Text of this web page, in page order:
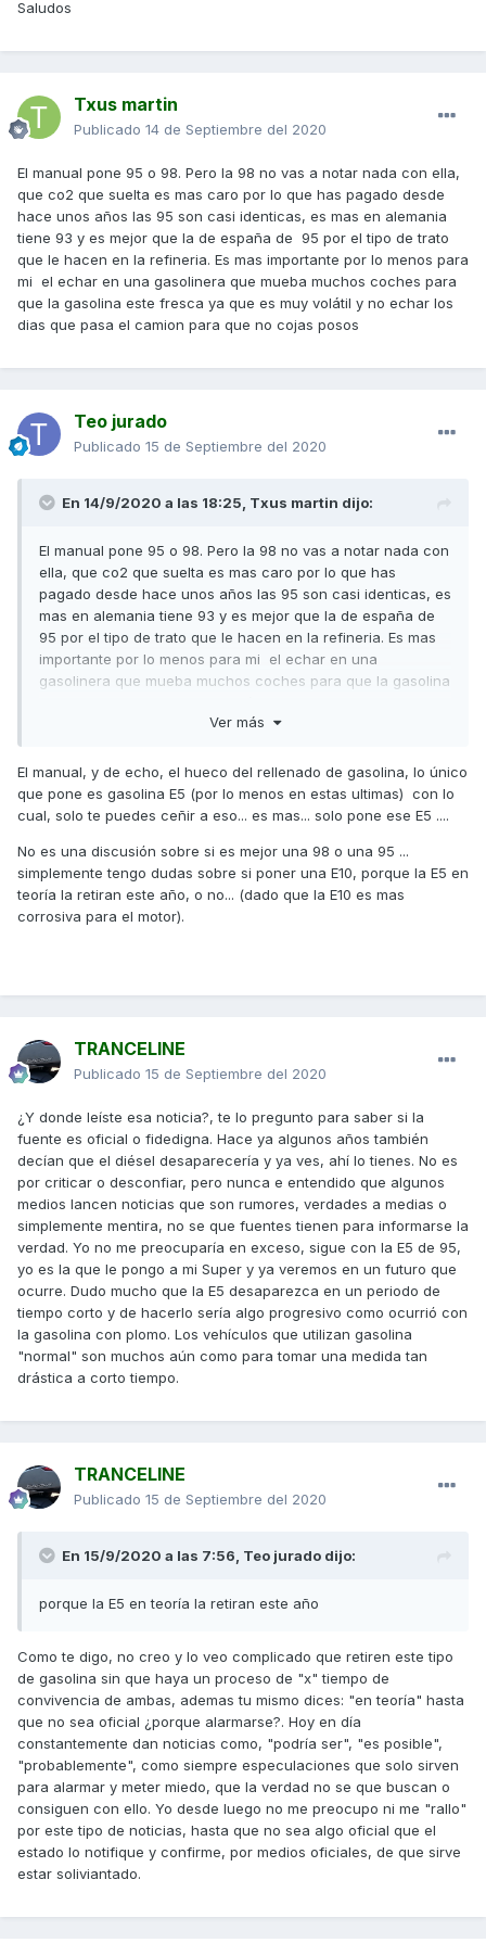
Saludos
Txus martin
Publicado 14 de Septiembre del 2020
El manual pone 95 o 98. Pero la 98 no vas a notar nada con ella,
que co2 que suelta es mas caro por lo que has pagado desde
hace unos años las 95 son casi identicas, es mas en alemania
tiene 93 y es mejor que la de españa de 95 por el tipo de trato
que le hacen en la refineria. Es mas importante por lo menos para
mi el echar en una gasolinera que mueba muchos coches para
que la gasolina este fresca ya que es muy volátil y no echar los
dias que pasa el camion para que no cojas posos
Teo jurado
Publicado 15 de Septiembre del 2020
En 14/9/2020 a las 18:25, Txus martin dijo:
El manual pone 95 o 98. Pero la 98 no vas a notar nada con
ella, que co2 que suelta es mas caro por lo que has
pagado desde hace unos años las 95 son casi identicas, es
mas en alemania tiene 93 y es mejor que la de españa de
95 por el tipo de trato que le hacen en la refineria. Es mas
importante por lo menos para mi el echar en una
gasolinera que mueba muchos coches para que la gasolina
pasa el camion para que no cojas posos
Ver más
El manual, y de echo, el hueco del rellenado de gasolina, lo único
que pone es gasolina E5 (por lo menos en estas ultimas) con lo
cual, solo te puedes ceñir a eso... es mas... solo pone ese E5 ....
No es una discusión sobre si es mejor una 98 o una 95 ...
simplemente tengo dudas sobre si poner una E10, porque la E5 en
teoría la retiran este año, o no... (dado que la E10 es mas
corrosiva para el motor).
TRANCELINE
Publicado 15 de Septiembre del 2020
¿Y donde leíste esa noticia?, te lo pregunto para saber si la
fuente es oficial o fidedigna. Hace ya algunos años también
decían que el diésel desaparecería y ya ves, ahí lo tienes. No es
por criticar o desconfiar, pero nunca e entendido que algunos
medios lancen noticias que son rumores, verdades a medias o
simplemente mentira, no se que fuentes tienen para informarse la
verdad. Yo no me preocuparía en exceso, sigue con la E5 de 95,
yo es la que le pongo a mi Super y ya veremos en un futuro que
ocurre. Dudo mucho que la E5 desaparezca en un periodo de
tiempo corto y de hacerlo sería algo progresivo como ocurrió con
la gasolina con plomo. Los vehículos que utilizan gasolina
"normal" son muchos aún como para tomar una medida tan
drástica a corto tiempo.
TRANCELINE
Publicado 15 de Septiembre del 2020
En 15/9/2020 a las 7:56, Teo jurado dijo:
porque la E5 en teoría la retiran este año
Como te digo, no creo y lo veo complicado que retiren este tipo
de gasolina sin que haya un proceso de "x" tiempo de
convivencia de ambas, ademas tu mismo dices: "en teoría" hasta
que no sea oficial ¿porque alarmarse?. Hoy en día
constantemente dan noticias como, "podría ser", "es posible",
"probablemente", como siempre especulaciones que solo sirven
para alarmar y meter miedo, que la verdad no se que buscan o
consiguen con ello. Yo desde luego no me preocupo ni me "rallo"
por este tipo de noticias, hasta que no sea algo oficial que el
estado lo notifique y confirme, por medios oficiales, de que sirve
estar soliviantado.